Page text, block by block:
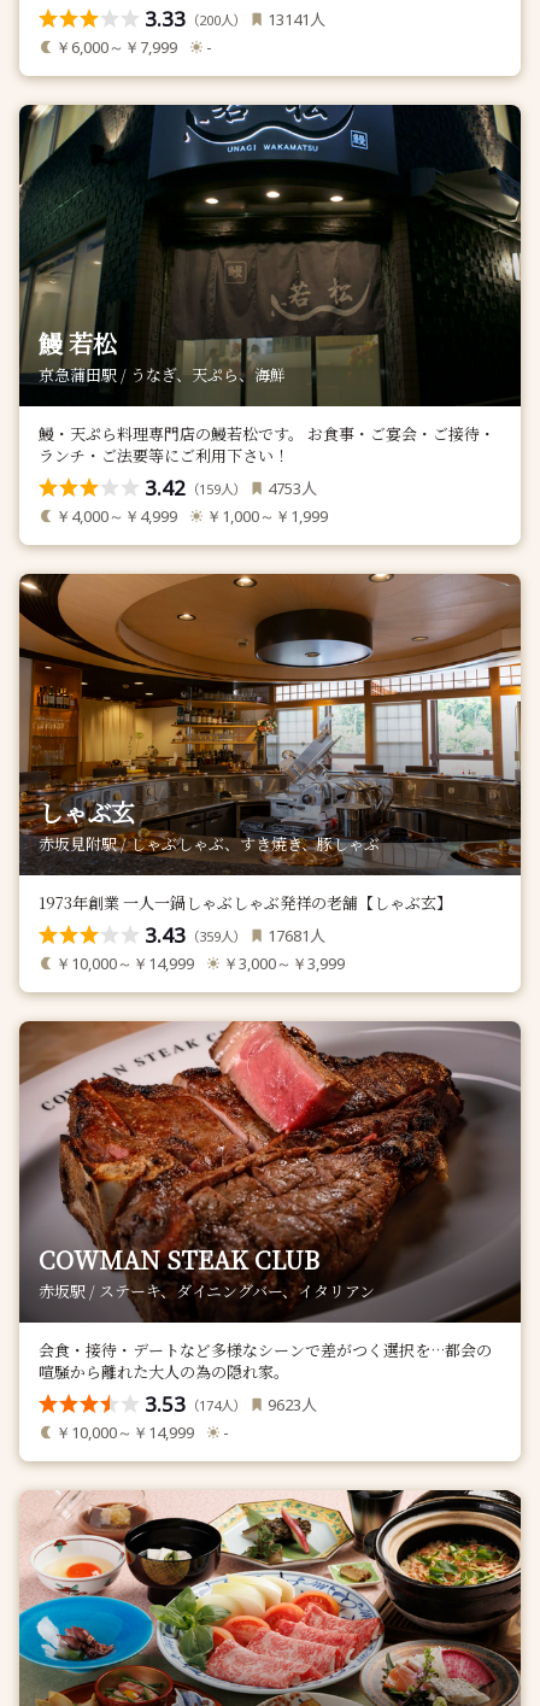
3.33 （200人） 13141 人
￥6,000～￥7,999 -
鰻 若松
京急蒲田駅 / うなぎ、天ぷら、海鮮
鰻・天ぷら料理専門店の鰻若松です。 お食事・ご宴会・ご接待・
ランチ・ご法要等にご利用下さい！
3.42 （159人） 4753人
￥4,000～￥4,999 ￥1,000～￥1,999
しゃぶ玄
赤坂見附駅 / しゃぶしゃぶ、すき焼き、豚しゃぶ
1973年創業 一人一鍋しゃぶしゃぶ発祥の老舗【しゃぶ玄】
3.43 （359人） 17681 人
￥10,000～￥14,999 ￥3,000～￥3,999
COWMAN STEAK CLUB
赤坂駅 / ステーキ、ダイニングバー、イタリアン
会食・接待・デートなど多様なシーンで差がつく選択を…都会の
喧騒から離れた大人の為の隠れ家。
3.53 （174人） 9623人
￥10,000～￥14,999 -